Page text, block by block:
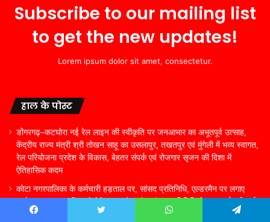
Subscribe to our mailing list
to get the new updates!
Lorem ipsum dolor sit amet, consectetur.
हाल के पोस्ट
डोंगरगढ़–कटघोरा नई रेल लाइन की स्वीकृति पर जनआभार का अभूतपूर्व उत्साह,
केंद्रीय राज्य मंत्री श्री तोखन साहू का उसलापुर, तखतपुर एवं मुंगेली में भव्य स्वागत,
रेल परियोजना प्रदेश के विकास, बेहतर संपर्क एवं रोजगार सृजन की दिशा में
ऐतिहासिक कदम
कोटा नगरपालिका के कर्मचारी हड़ताल पर, सांसद प्रतिनिधि, एल्डरमैन पर लगाए
आरोप कहा काम नहीं करने देते, एल्डरमैन और सांसद प्रतिनिधि ने कहा कर्मचारी कई
साल से यहां टिके है इसलिए काम करना नहीं चाहते ।